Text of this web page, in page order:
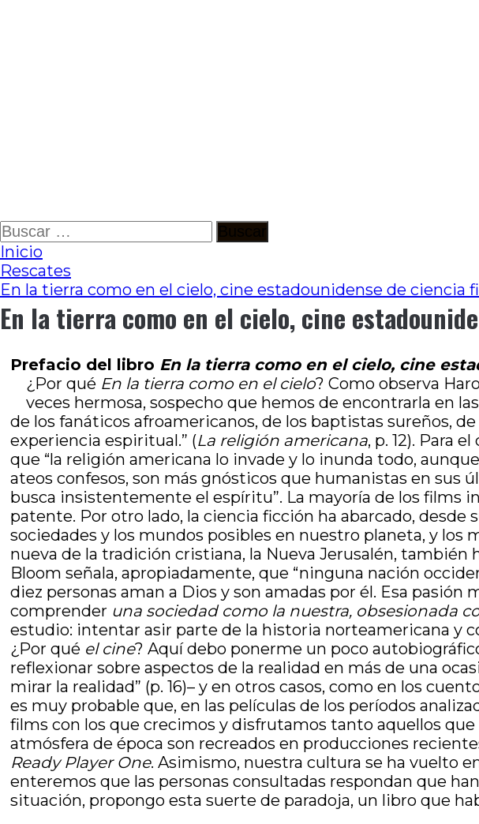
Ir
al
contenido
Buscar:
Inicio
Rescates
En la tierra como en el cielo, cine estadounidense de ciencia
En la tierra como en el cielo, cine
Prefacio del libro En la tierra como en el cielo, cine
¿Por qué En la tierra como en el cielo? Como observa
veces hermosa, sospecho que hemos de encontrarla en
de los fanáticos afroamericanos, de los baptistas sureños,
experiencia espiritual.” (La religión americana, p. 12). Para
que “la religión americana lo invade y lo inunda todo,
ateos confesos, son más gnósticos que humanistas en sus
busca insistentemente el espíritu”. La mayoría de los films
patente. Por otro lado, la ciencia ficción ha abarcado,
sociedades y los mundos posibles en nuestro planeta, y los
nueva de la tradición cristiana, la Nueva Jerusalén,
Bloom señala, apropiadamente, que “ninguna nación
diez personas aman a Dios y son amadas por él. Esa
comprender una sociedad como la nuestra, obsesionada
estudio: intentar asir parte de la historia norteamericana y
¿Por qué el cine? Aquí debo ponerme un poco
reflexionar sobre aspectos de la realidad en más de una
mirar la realidad” (p. 16)– y en otros casos, como en los
es muy probable que, en las películas de los períodos
films con los que crecimos y disfrutamos tanto aquellos
atmósfera de época son recreados en producciones
Ready Player One. Asimismo, nuestra cultura se ha vuelto
enteremos que las personas consultadas respondan que
situación, propongo esta suerte de paradoja, un libro que